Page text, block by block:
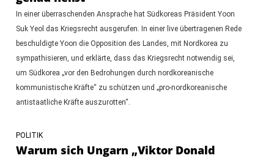
In einer überraschenden Ansprache hat Südkoreas Präsident Yoon
Suk Yeol das Kriegsrecht ausgerufen. In einer live übertragenen Rede
beschuldigte Yoon die Opposition des Landes, mit Nordkorea zu
sympathisieren, und erklärte, dass das Kriegsrecht notwendig sei,
um Südkorea „vor den Bedrohungen durch nordkoreanische
kommunistische Kräfte“ zu schützen und „pro-nordkoreanische
antistaatliche Kräfte auszurotten“.
POLITIK
Warum sich Ungarn „Viktor Donald